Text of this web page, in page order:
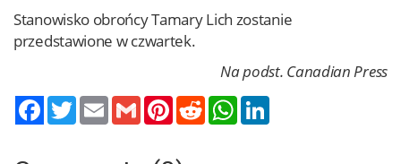
Stanowisko obrońcy Tamary Lich zostanie
przedstawione w czwartek.
Na podst. Canadian Press
TwitterEmail Gmail PinterestReddit WhatsApp